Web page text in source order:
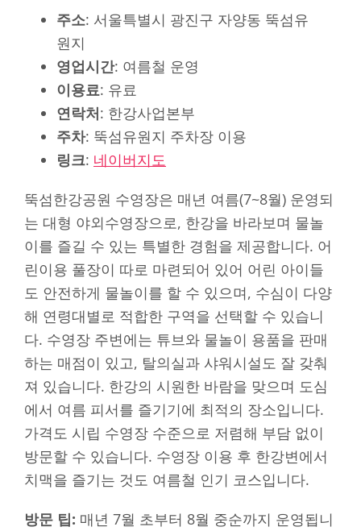
주소: 서울특별시 광진구 자양동 뚝섬유
원지
영업시간: 여름철 운영
이용료: 유료
연락처: 한강사업본부
주차: 뚝섬유원지 주차장 이용
링크: 네이버지도
뚝섬한강공원 수영장은 매년 여름(7~8월) 운영되
는 대형 야외수영장으로, 한강을 바라보며 물놀
이를 즐길 수 있는 특별한 경험을 제공합니다. 어
린이용 풀장이 따로 마련되어 있어 어린 아이들
도 안전하게 물놀이를 할 수 있으며, 수심이 다양
해 연령대별로 적합한 구역을 선택할 수 있습니
다. 수영장 주변에는 튜브와 물놀이 용품을 판매
하는 매점이 있고, 탈의실과 샤워시설도 잘 갖춰
져 있습니다. 한강의 시원한 바람을 맞으며 도심
에서 여름 피서를 즐기기에 최적의 장소입니다.
가격도 시립 수영장 수준으로 저렴해 부담 없이
방문할 수 있습니다. 수영장 이용 후 한강변에서
치맥을 즐기는 것도 여름철 인기 코스입니다.
방문 팁: 매년 7월 초부터 8월 중순까지 운영됩니